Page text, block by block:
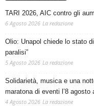
TARI 2026, AIC contro gli
6 Agosto 2026 La redazione
Olio: Unapol chiede lo stato
paralisi”
5 Agosto 2026 La redazione
Solidarietà, musica e una
maratona di eventi l’8 agosto
4 Agosto 2026 La redazione